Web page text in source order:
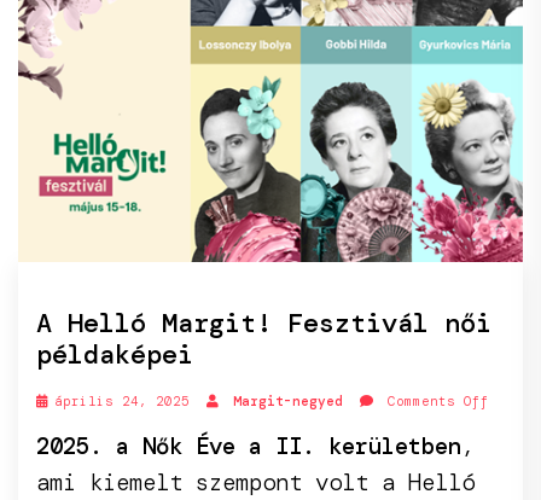
A Helló Margit! Fesztivál női
példaképei
április 24, 2025 Margit-negyed Comments Off
2025. a Nők Éve a II. kerületben,
ami kiemelt szempont volt a Helló